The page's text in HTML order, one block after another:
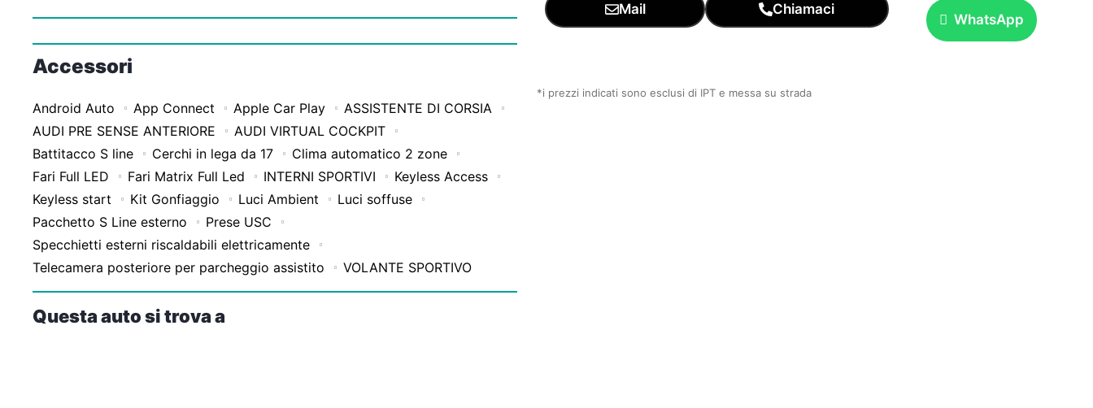
Accessori
Android Auto App Connect Apple Car Play
ASSISTENTE DI CORSIA
AUDI PRE SENSE ANTERIORE
AUDI VIRTUAL COCKPIT
Battitacco S line
Cerchi in lega da 17
Clima automatico 2 zone
Fari Full LED
Fari Matrix Full Led INTERNI SPORTIVI
Keyless Access
Keyless start
Kit Gonfiaggio Luci Ambient
Luci soffuse
Pacchetto S Line esterno
Prese USC
Specchietti esterni riscaldabili elettricamente
Telecamera posteriore per parcheggio assistito
VOLANTE SPORTIVO
Questa auto si trova a
Mail Chiamaci
WhatsApp
*i prezzi indicati sono esclusi di IPT e messa su strada